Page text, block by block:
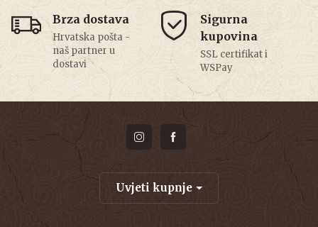
Brza dostava
Hrvatska pošta -
naš partner u
dostavi
Sigurna
kupovina
SSL certifikat i
WSPay
Uvjeti kupnje